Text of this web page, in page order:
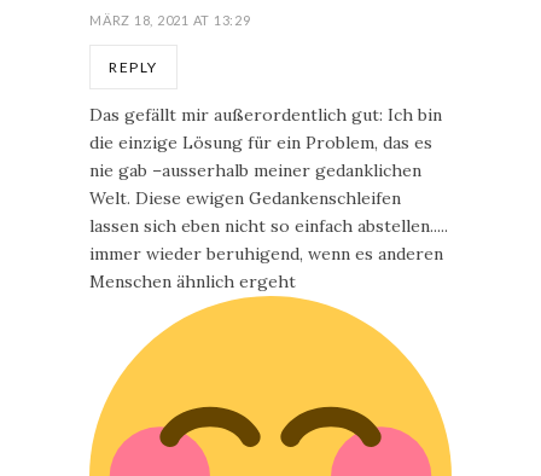
MÄRZ 18, 2021 AT 13:29
REPLY
Das gefällt mir außerordentlich gut: Ich bin
die einzige Lösung für ein Problem, das es
nie gab –ausserhalb meiner gedanklichen
Welt. Diese ewigen Gedankenschleifen
lassen sich eben nicht so einfach abstellen.....
immer wieder beruhigend, wenn es anderen
Menschen ähnlich ergeht